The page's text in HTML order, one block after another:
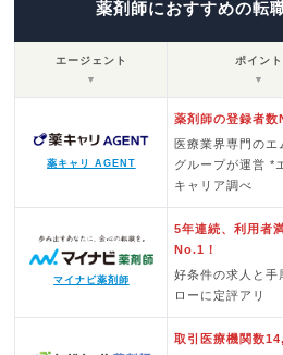
薬剤師におすすめの転
エージェント
▼
ポイント
▼
薬キャリ AGENT
薬剤師の登録者数
医療業界専門のエ
グループが運営 *
キャリア調べ
マイナビ薬剤師
5年連続、利用者
No.1！
好条件の求人と手
ローに定評アリ
取引医療機関数